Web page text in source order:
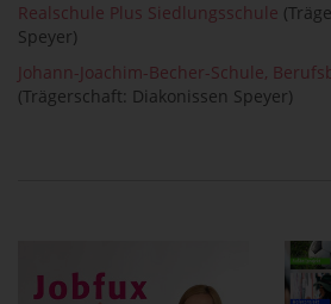
Realschule Plus Siedlungsschule
Speyer)
Johann-Joachim-Becher-Schule,
(Trägerschaft: Diakonissen Speyer)